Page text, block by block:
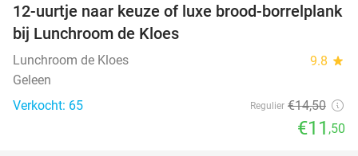
21%
12-uurtje naar keuze of luxe brood-borrelplank
bij Lunchroom de Kloes
Lunchroom de Kloes 9.8 star
Geleen
Verkocht: 65
Regulier €14,50
€11 ,50